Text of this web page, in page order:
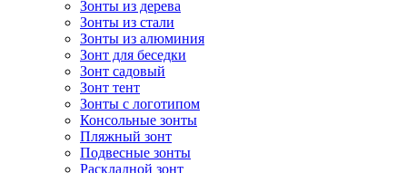
Зонты из дерева
Зонты из стали
Зонты из алюминия
Зонт для беседки
Зонт садовый
Зонт тент
Зонты с логотипом
Консольные зонты
Пляжный зонт
Подвесные зонты
Раскладной зонт